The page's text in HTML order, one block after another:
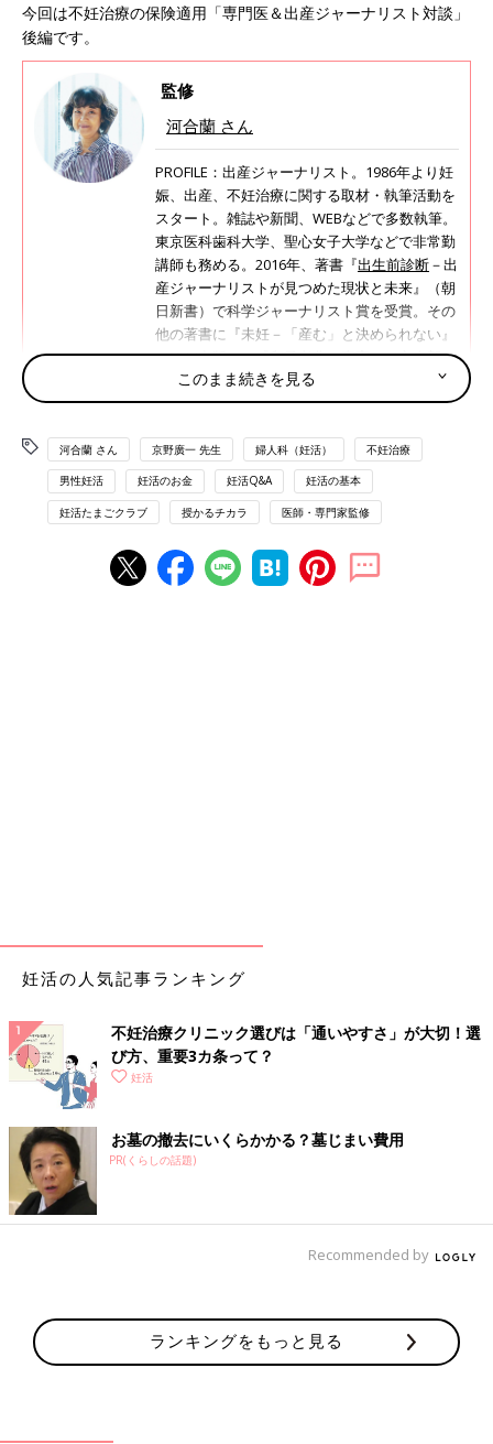
今回は不妊治療の保険適用「専門医＆出産ジャーナリスト対談」
後編です。
監修
河合蘭 さん
PROFILE：出産ジャーナリスト。1986年より妊
娠、出産、不妊治療に関する取材・執筆活動を
スタート。雑誌や新聞、WEBなどで多数執筆。
東京医科歯科大学、聖心女子大学などで非常勤
講師も務める。2016年、著書『出生前診断－出
産ジャーナリストが見つめた現状と未来』（朝
日新書）で科学ジャーナリスト賞を受賞。その
他の著書に『未妊－「産む」と決められない』
（NHK出版）、『卵子老化の真実』（文春新
書）など。http://www.kawairan.com
監修の先生
京野廣一 先生
PROFILE：不妊治療専門クリニック「京野アー
トクリニック」理事長。1978年に福島県立医科
2022-2023」
【ドクター＆ジャーナリスト対談】みん
を聞いた！
保険適用化によって、これからの不妊治療はど
うなるのか？ 新たに見えてきた課題とは？ 約
いました。
夜中の手術だった 初期の体外受精
京野先生は約40年にわたって体外治療に携わってこられて、ずい
の道に入った頃の体外受精は、どんなものでしたか？
■京野先生：
この年にたまたま、体外受精による第1号のベビーであるルイー
このまま続きを見る
河合蘭 さん 京野廣一 先生 婦人科（妊活） 不妊治療
男性妊活 妊活のお金 妊活Q&A 妊活の基本
妊活たまごクラブ 授かるチカラ 医師・専門家監修
妊活の人気記事ランキング
不妊治療クリニック選びは「通いやすさ」が大切！選
び方、重要3カ条って？
妊活
お墓の撤去にいくらかかる？墓じまい費用
PR(くらしの話題)
Recommended by
ランキングをもっと見る